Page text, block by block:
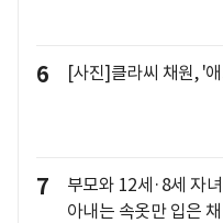
6 [사진]클라씨 채원, '
7
부모와 12세·8세 자
아내는 속옷만 입은